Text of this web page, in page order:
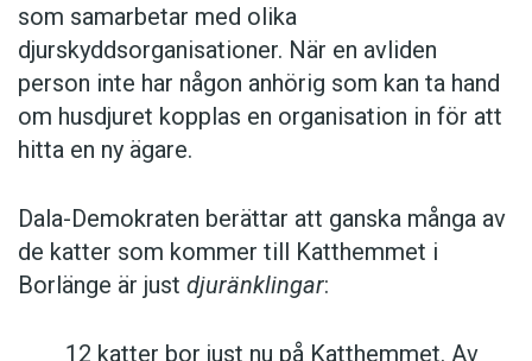
som samarbetar med olika
djurskyddsorganisationer. När en avliden
person inte har någon anhörig som kan ta hand
om husdjuret kopplas en organisation in för att
hitta en ny ägare.
Dala-Demokraten berättar att ganska många av
de katter som kommer till Katthemmet i
Borlänge är just djuränklingar:
12 katter bor just nu på Katthemmet. Av